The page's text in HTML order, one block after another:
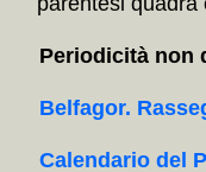
Periodicità non
Belfagor.
Calendario del